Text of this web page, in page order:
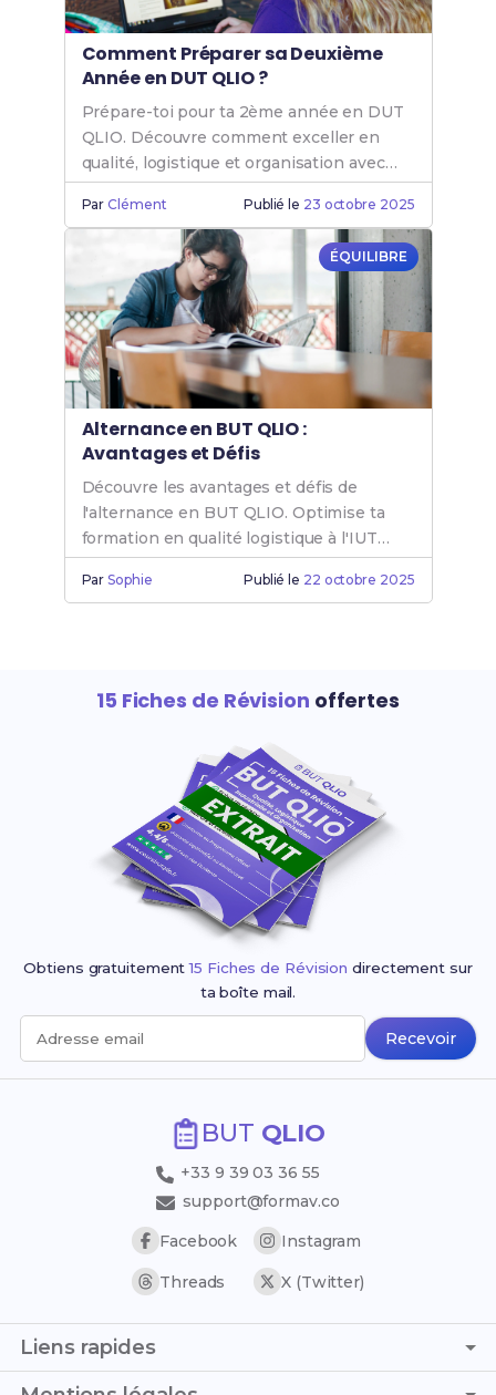
Comment Préparer sa Deuxième
Année en DUT QLIO ?
Prépare-toi pour ta 2ème année en DUT
QLIO. Découvre comment exceller en
qualité, logistique et organisation avec
cette formation bac+2 en BUT QLIO.
ParClément Publié le 23 octobre 2025
ÉQUILIBRE
Alternance en BUT QLIO :
Avantages et Défis
Découvre les avantages et défis de
l'alternance en BUT QLIO. Optimise ta
formation en qualité logistique à l'IUT
QLIO pour booster ta carrière.
ParSophie Publié le 22 octobre 2025
15 Fiches de Révision offertes
Obtiens gratuitement15 Fiches de Révision directement sur
ta boîte mail.
Adresse email Recevoir
BUT QLIO
+33 9 39 03 36 55
support@formav.co
Facebook
Instagram
Threads X (Twitter)
Liens rapides
Page d'accueil